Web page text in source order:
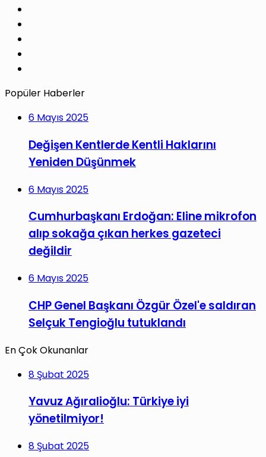
Popüler Haberler
6 Mayıs 2025
Değişen Kentlerde Kentli Haklarını
Yeniden Düşünmek
6 Mayıs 2025
Cumhurbaşkanı Erdoğan: Eline mikrofon
alıp sokağa çıkan herkes gazeteci
değildir
6 Mayıs 2025
CHP Genel Başkanı Özgür Özel'e saldıran
Selçuk Tengioğlu tutuklandı
En Çok Okunanlar
8 Şubat 2025
Yavuz Ağıralioğlu: Türkiye iyi
yönetilmiyor!
8 Şubat 2025